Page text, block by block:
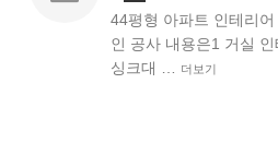
44평형 아파트 인테리
인 공사 내용은1 거실
싱크대 …
더보기